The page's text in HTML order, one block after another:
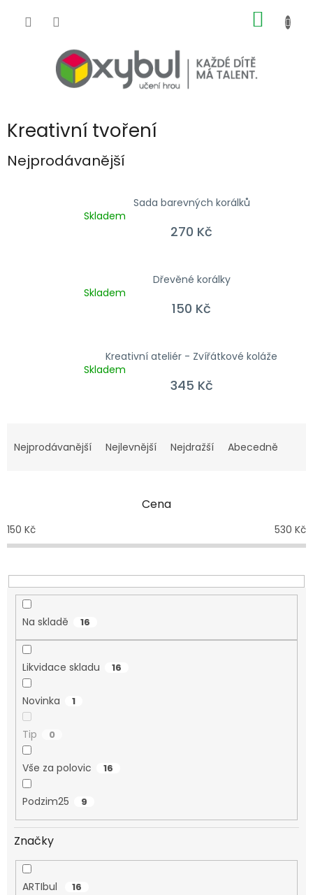
Kreativní tvoření
Nejprodávanější
Sada barevných korálků
Skladem
270 Kč
Dřevěné korálky
Skladem
150 Kč
Kreativní ateliér - Zvířátkové koláže
Skladem
345 Kč
Nejprodávanější Nejlevnější Nejdražší Abecedně
Cena
150 Kč 530 Kč
Na skladě 16
Likvidace skladu 16
Novinka 1
Tip 0
Vše za polovic 16
Podzim25 9
Značky
ARTIbul 16